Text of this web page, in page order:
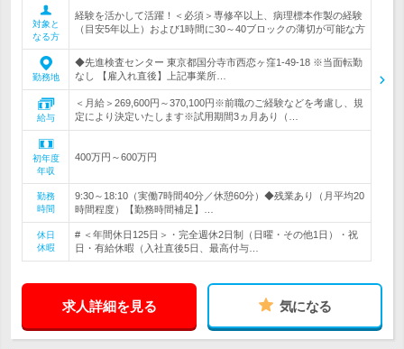
対象と
なる方
経験を活かして活躍！＜必須＞専修卒以上、病理標本作製の経験
（目安5年以上）および1時間に30～40ブロックの薄切が可能な方
勤務地
◆先進検査センター 東京都国分寺市西恋ヶ窪1-49-18 ※当面転勤
なし 【雇入れ直後】上記事業所…
給与
＜月給＞269,600円～370,100円※前職のご経験などを考慮し、規
定により決定いたします※試用期間3ヵ月あり（…
初年度
年収
400万円～600万円
勤務
時間
9:30～18:10（実働7時間40分／休憩60分）◆残業あり（月平均20
時間程度）【勤務時間補足】…
休日
休暇
# ＜年間休日125日＞・完全週休2日制（日曜・その他1日）・祝
日・有給休暇（入社直後5日、最高付与…
求人詳細を見る 気になる